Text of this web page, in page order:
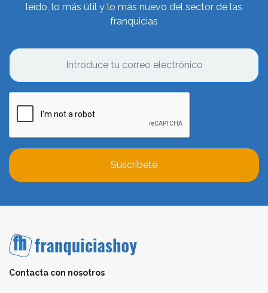
leído, lo más útil y lo más nuevo del sector de las
franquicias
Suscríbete
Contacta con nosotros